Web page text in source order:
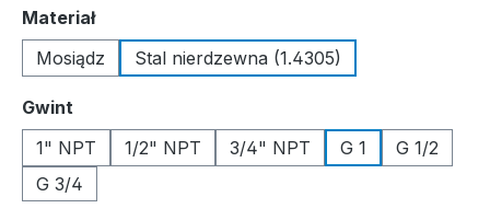
Wybierz
Materiał
Mosiądz
Stal nierdzewna (1.4305)
Wybierz
Gwint
1" NPT
1/2" NPT 3/4" NPT G 1
G 1/2
G 3/4